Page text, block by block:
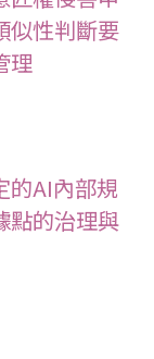
似性判斷要
理
的AI內部規
點的治理與